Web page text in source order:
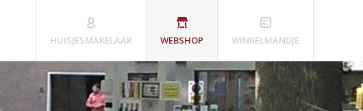
HUISJESMAKELAAR
WEBSHOP WINKELMANDJE